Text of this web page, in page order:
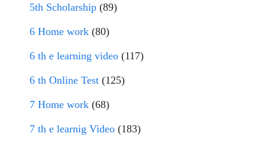
5th Scholarship (89)
6 Home work (80)
6 th e learning video (117)
6 th Online Test (125)
7 Home work (68)
7 th e learnig Video (183)